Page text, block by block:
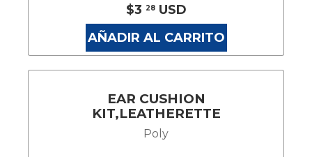
$3 28USD
AÑADIR AL CARRITO
EAR CUSHION
KIT,LEATHERETTE
Poly